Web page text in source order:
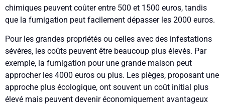
chimiques peuvent coûter entre 500 et 1500 euros, tandis
que la fumigation peut facilement dépasser les 2000 euros.
Pour les grandes propriétés ou celles avec des infestations
sévères, les coûts peuvent être beaucoup plus élevés. Par
exemple, la fumigation pour une grande maison peut
approcher les 4000 euros ou plus. Les pièges, proposant une
approche plus écologique, ont souvent un coût initial plus
élevé mais peuvent devenir économiquement avantageux